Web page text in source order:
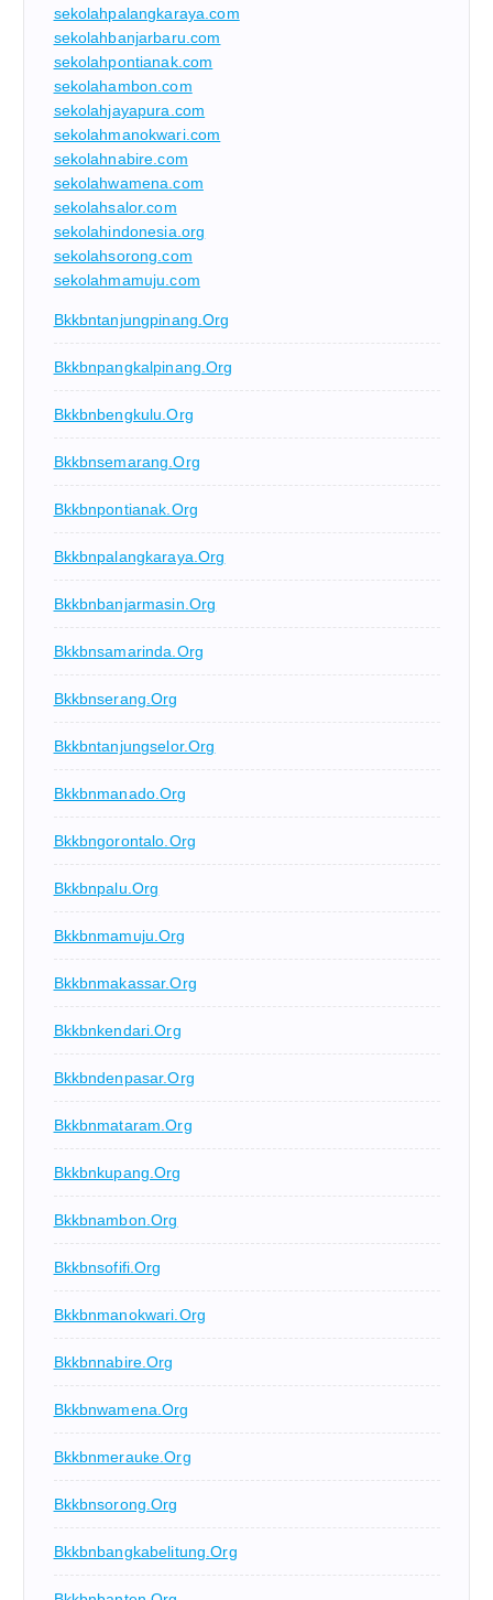
sekolahpalangkaraya.com
sekolahbanjarbaru.com
sekolahpontianak.com
sekolahambon.com
sekolahjayapura.com
sekolahmanokwari.com
sekolahnabire.com
sekolahwamena.com
sekolahsalor.com
sekolahindonesia.org
sekolahsorong.com
sekolahmamuju.com
Bkkbntanjungpinang.org
Bkkbnpangkalpinang.org
Bkkbnbengkulu.org
Bkkbnsemarang.org
Bkkbnpontianak.org
Bkkbnpalangkaraya.org
Bkkbnbanjarmasin.org
Bkkbnsamarinda.org
Bkkbnserang.org
Bkkbntanjungselor.org
Bkkbnmanado.org
Bkkbngorontalo.org
Bkkbnpalu.org
Bkkbnmamuju.org
Bkkbnmakassar.org
Bkkbnkendari.org
Bkkbndenpasar.org
Bkkbnmataram.org
Bkkbnkupang.org
Bkkbnambon.org
Bkkbnsofifi.org
Bkkbnmanokwari.org
Bkkbnnabire.org
Bkkbnwamena.org
Bkkbnmerauke.org
Bkkbnsorong.org
Bkkbnbangkabelitung.org